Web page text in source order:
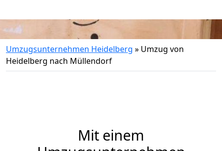
Umzugsunternehmen Heidelberg » Umzug von
Heidelberg nach Müllendorf
Mit einem